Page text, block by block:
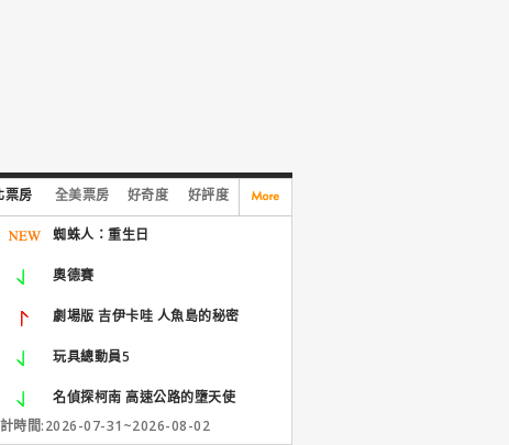
票房 全美票房 好奇度 好評度
蜘蛛人：重生日
奧德賽
劇場版 吉伊卡哇 人魚島的秘密
玩具總動員5
名偵探柯南 高速公路的墮天使
時間:2026-07-31~2026-08-02